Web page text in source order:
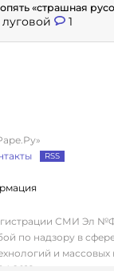
«страшная
луговой 1
RSS
СМИ Эл
по надзору в сфере
и
г.